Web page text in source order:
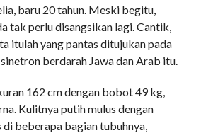
baru 20 tahun. Meski begitu,
tak perlu disangsikan lagi. Cantik,
itulah yang pantas ditujukan pada
berdarah Jawa dan Arab itu.
162 cm dengan bobot 49 kg,
Kulitnya putih mulus dengan
beberapa bagian tubuhnya,